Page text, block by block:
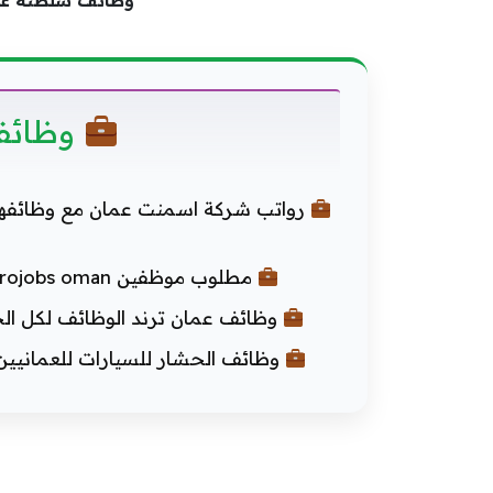
رواتب شركة اسمنت عمان مع
مطلوب موظفين petrojobs oman في النفط والغاز بعمان بأجر مجزي (2000 ريال)
وظائف عمان ترند الوظائف لكل
وظائف الحشار للسيارات